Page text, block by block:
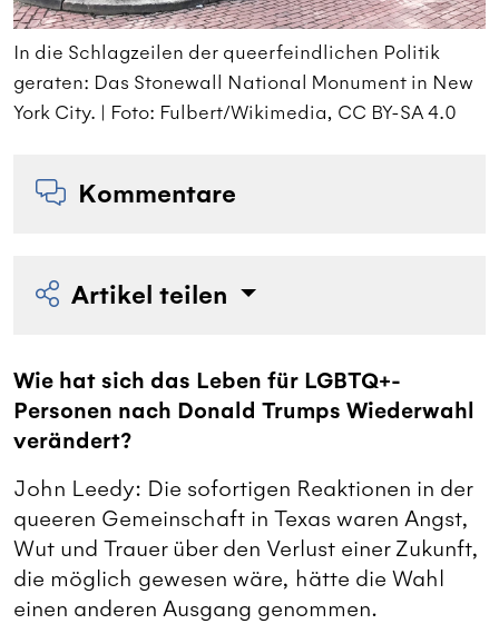
In die Schlagzeilen der queerfeindlichen Politik
geraten: Das Stonewall National Monument in New
York City. | Foto: Fulbert/Wikimedia, CC BY-SA 4.0
Kommentare
Artikel teilen
Wie hat sich das Leben für LGBTQ+-
Personen nach Donald Trumps Wiederwahl
verändert?
John Leedy: Die sofortigen Reaktionen in der
queeren Gemeinschaft in Texas waren Angst,
Wut und Trauer über den Verlust einer Zukunft,
die möglich gewesen wäre, hätte die Wahl
einen anderen Ausgang genommen.